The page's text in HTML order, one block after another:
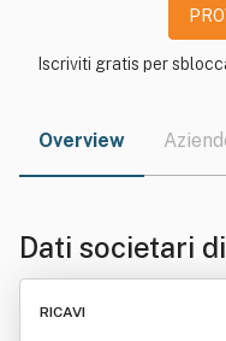
Iscriviti gratis per
Overview
Dati societari di
RICAVI